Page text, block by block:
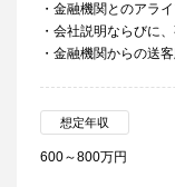
・金融機関とのアラ
・会社説明ならびに
・金融機関からの送
想定年収
600～800万円